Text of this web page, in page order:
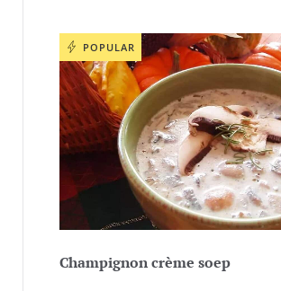
POPULAR
Champignon crème soep